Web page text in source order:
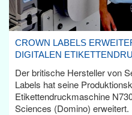
CROWN LABELS
DIGITALEN
Der britische Hersteller von
Labels hat seine
Etikettendruckmaschine
Sciences (Domino) erweitert.